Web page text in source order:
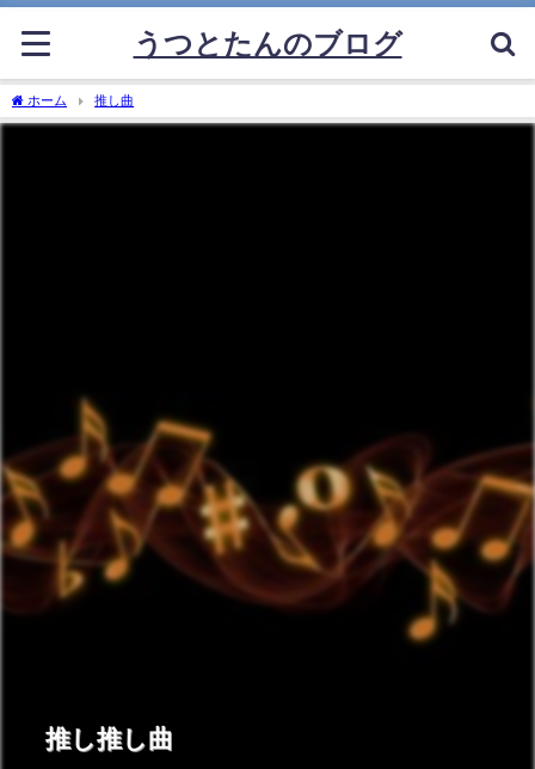
うつとたんのブログ
ホーム 推し曲
推し推し曲